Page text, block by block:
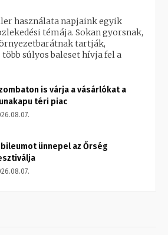
használata napjaink egyik
témája. Sokan gyorsnak,
tartják,
súlyos baleset hívja fel a
is várja a vásárlókat a
téri piac
ünnepel az Őrség